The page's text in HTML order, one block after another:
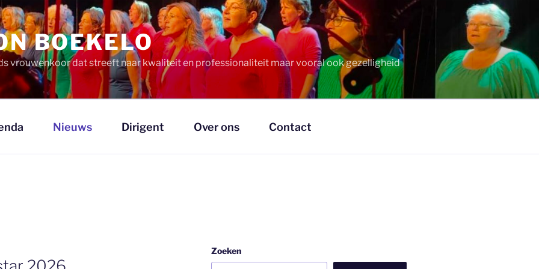
BOEKELO
vrouwenkoor dat streeft naar kwaliteit en professionaliteit maar vooral ook gezelligheid
Nieuws Dirigent Over ons Contact
Zoeken